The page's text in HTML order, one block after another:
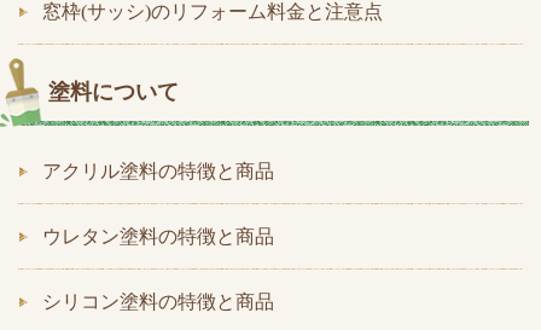
窓枠(サッシ)のリフォーム料金と注意点
塗料について
アクリル塗料の特徴と商品
ウレタン塗料の特徴と商品
シリコン塗料の特徴と商品